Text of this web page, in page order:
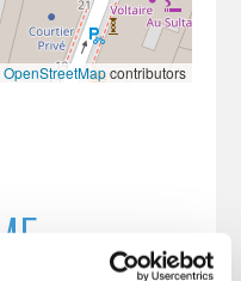
OpenStreetMapcontributors